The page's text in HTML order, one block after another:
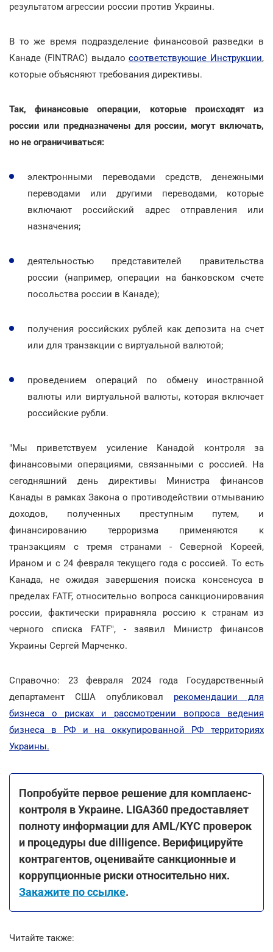
результатом агрессии россии против Украины.
В то же время подразделение финансовой разведки в
Канаде (FINTRAC) выдалосоответствующие Инструкции,
которые объясняют требования директивы.
Так, финансовые операции, которые происходят из
россии или предназначены для россии, могут включать,
но не ограничиваться:
электронными переводами средств, денежными
переводами или другими переводами, которые
включают российский адрес отправления или
назначения;
деятельностью представителей правительства
россии (например, операции на банковском счете
посольства россии в Канаде);
получения российских рублей как депозита на счет
или для транзакции с виртуальной валютой;
проведением операций по обмену иностранной
валюты или виртуальной валюты, которая включает
российские рубли.
"Мы приветствуем усиление Канадой контроля за
финансовыми операциями, связанными с россией. На
сегодняшний день директивы Министра финансов
Канады в рамках Закона о противодействии отмыванию
доходов, полученных преступным путем, и
финансированию терроризма применяются к
транзакциям с тремя странами - Северной Кореей,
Ираном и с 24 февраля текущего года с россией. То есть
Канада, не ожидая завершения поиска консенсуса в
пределах FATF, относительно вопроса санкционирования
россии, фактически приравняла россию к странам из
черного списка FATF", - заявил Министр финансов
Украины Сергей Марченко.
Справочно: 23 февраля 2024 года Государственный
департамент США опубликовал рекомендации для
бизнеса о рисках и рассмотрении вопроса ведения
бизнеса в РФ и на оккупированной РФ территориях
Украины.
Попробуйте первое решение для комплаенс-
контроля в Украине. LIGA360 предоставляет
полноту информации для AML/KYC проверок
и процедуры due dilligence. Верифицируйте
контрагентов, оценивайте санкционные и
коррупционные риски относительно них.
Закажите по ссылке.
Читайте также: